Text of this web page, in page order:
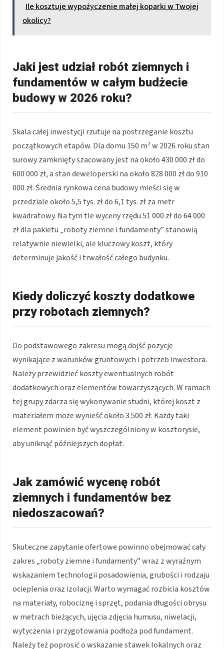
Ile kosztuje wypożyczenie małej koparki w Twojej
okolicy?
Jaki jest udział robót ziemnych i
fundamentów w całym budżecie
budowy w 2026 roku?
Skala całej inwestycji rzutuje na postrzeganie kosztu
początkowych etapów. Dla domu 150 m² w 2026 roku stan
surowy zamknięty szacowany jest na około 430 000 zł do
600 000 zł, a stan deweloperski na około 828 000 zł do 910
000 zł. Średnia rynkowa cena budowy mieści się w
przedziale około 5,5 tys. zł do 6,1 tys. zł za metr
kwadratowy. Na tym tle wyceny rzędu 51 000 zł do 64 000
zł dla pakietu „roboty ziemne i fundamenty” stanowią
relatywnie niewielki, ale kluczowy koszt, który
determinuje jakość i trwałość całego budynku.
Kiedy doliczyć koszty dodatkowe
przy robotach ziemnych?
Do podstawowego zakresu mogą dojść pozycje
wynikające z warunków gruntowych i potrzeb inwestora.
Należy przewidzieć koszty ewentualnych robót
dodatkowych oraz elementów towarzyszących. W ramach
tej grupy zdarza się wykonywanie studni, której koszt z
materiałem może wynieść około 3 500 zł. Każdy taki
element powinien być wyszczególniony w kosztorysie,
aby uniknąć późniejszych dopłat.
Jak zamówić wycenę robót
ziemnych i fundamentów bez
niedoszacowań?
Skuteczne zapytanie ofertowe powinno obejmować cały
zakres „roboty ziemne i fundamenty” wraz z wyraźnym
wskazaniem technologii posadowienia, grubości i rodzaju
ocieplenia oraz izolacji. Warto wymagać rozbicia kosztów
na materiały, robociznę i sprzęt, podania długości obrysu
w metrach bieżących, ujęcia zdjęcia humusu, niwelacji,
wytyczenia i przygotowania podłoża pod fundament.
Należy też poprosić o wskazanie stawek lokalnych oraz